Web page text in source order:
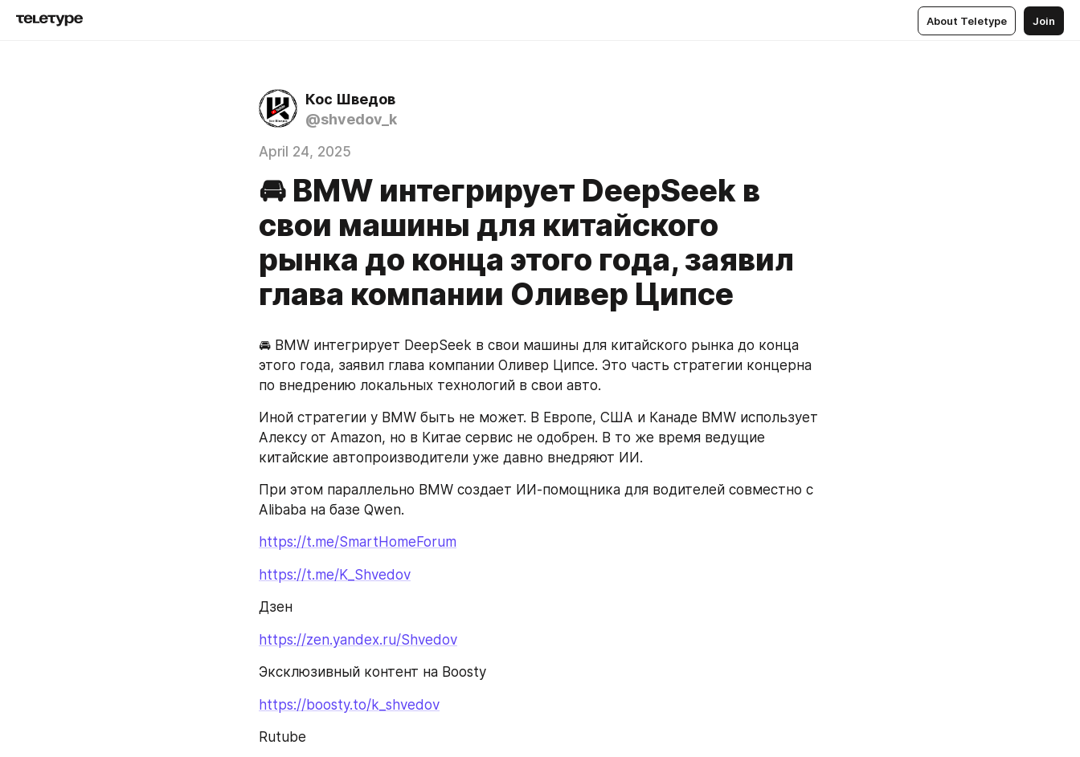
About Teletype Join
Кос Шведов
@shvedov_k
April 24, 2025
🚘 BMW интегрирует DeepSeek в
свои машины для китайского
рынка до конца этого года, заявил
глава компании Оливер Ципсе
🚘 BMW интегрирует DeepSeek в свои машины для китайского рынка до конца
этого года, заявил глава компании Оливер Ципсе. Это часть стратегии концерна
по внедрению локальных технологий в свои авто.
Иной стратегии у BMW быть не может. В Европе, США и Канаде BMW использует
Алексу от Amazon, но в Китае сервис не одобрен. В то же время ведущие
китайские автопроизводители уже давно внедряют ИИ.
При этом параллельно BMW создает ИИ-помощника для водителей совместно с
Alibaba на базе Qwen.
https://t.me/SmartHomeForum
https://t.me/K_Shvedov
Дзен
https://zen.yandex.ru/Shvedov
Эксклюзивный контент на Boosty
https://boosty.to/k_shvedov
Rutube